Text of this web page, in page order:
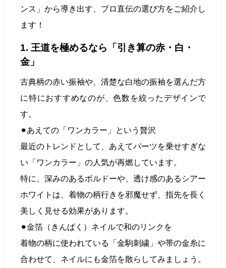
ンス」から導き出す、プロ直伝の選び方をご紹介し
ます！
1. 王道を極めるなら「引き算の赤・白・
金」
古典柄の赤い振袖や、清楚な白地の振袖を選んだ方
に特におすすめなのが、色数を絞ったデザインで
す。
⚫︎あえての「ワンカラー」という贅沢
最近のトレンドとして、あえてパーツを乗せすぎな
い「ワンカラー」の人気が再燃しています。
特に、深みのあるボルドーや、透け感のあるシアー
ホワイトは、着物の柄行きを邪魔せず、指先を長く
美しく見せる効果があります。
⚫︎金箔（きんぱく）ネイルで和のリンクを
着物の柄に使われている「金駒刺繍」や帯の金糸に
合わせて、ネイルにも金箔を散らしてみましょう。